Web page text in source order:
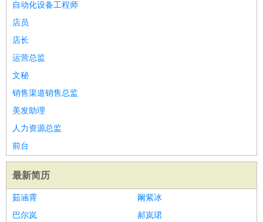
自动化设备工程师
店员
店长
运营总监
文秘
销售渠道销售总监
美发助理
人力资源总监
前台
最新简历
茹涵霄
阚紫冰
巴尔岚
郝岚珺